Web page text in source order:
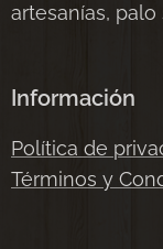
artesanías,
Información
Política de
Términos y